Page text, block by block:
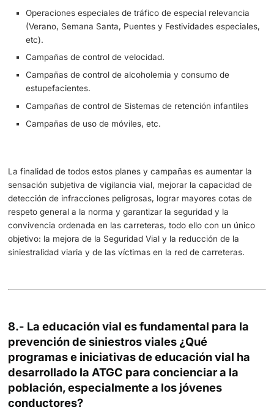
director de EMU Francisco Paz.
6.- El auxilio en carretera es una parte
del trabajo de la ATGC, ¿Podría describir
No debemos olvidar que la Guardia Civil se fundó para la
protección y el auxilio de los viajeros, como principal
extensión, la Agrupación de Tráfico se creó con las
Vigilancia, Protección y Auxilio a los usuarios de las vías
(Ley 47/1959), prestando al máximo cuantos auxilios